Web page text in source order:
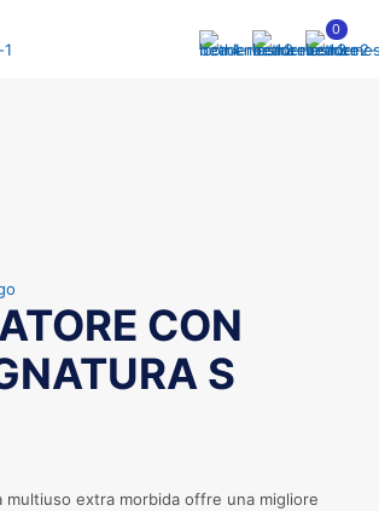
0
CON
S
multiuso extra morbida offre una migliore